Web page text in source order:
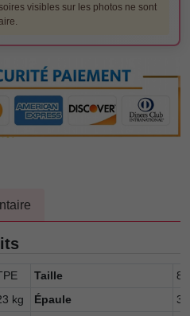
visibles sur les photos ne sont
Taille
kg Épaule